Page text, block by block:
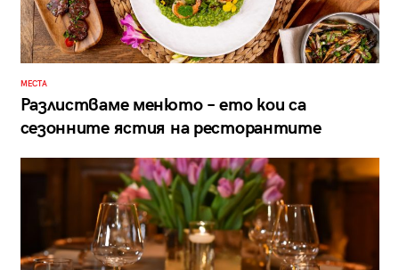
МЕСТА
Разлистваме менюто – ето кои са
сезонните ястия на ресторантите